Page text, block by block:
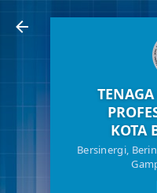
KOTA
Bersinergi,